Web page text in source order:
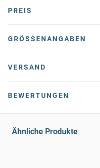
PREIS
GRÖSSENANGABEN
VERSAND
BEWERTUNGEN
Ähnliche Produkte